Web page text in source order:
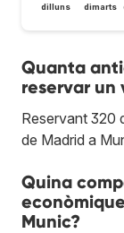
dilluns dimarts
Quanta
reservar un
Reservant 320
de Madrid a
Quina
Munic?